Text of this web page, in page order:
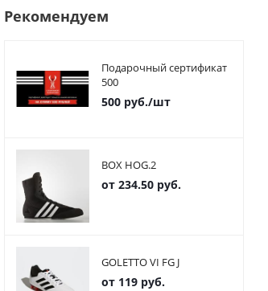
Рекомендуем
Подарочный сертификат
500
500руб./шт
BOX HOG.2
от 234.50 руб.
GOLETTO VI FG J
от 119 руб.